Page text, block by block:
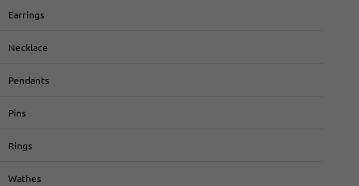
Earrings
Necklace
Pendants
Pins
Rings
Wathes